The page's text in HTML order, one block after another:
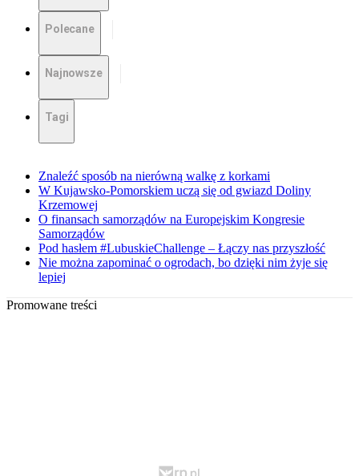
Polecane
Najnowsze
Tagi
Znaleźć sposób na nierówną walkę z korkami
W Kujawsko-Pomorskiem uczą się od gwiazd Doliny
Krzemowej
O finansach samorządów na Europejskim Kongresie
Samorządów
Pod hasłem #LubuskieChallenge – Łączy nas przyszłość
Nie można zapominać o ogrodach, bo dzięki nim żyje się
lepiej
Promowane treści